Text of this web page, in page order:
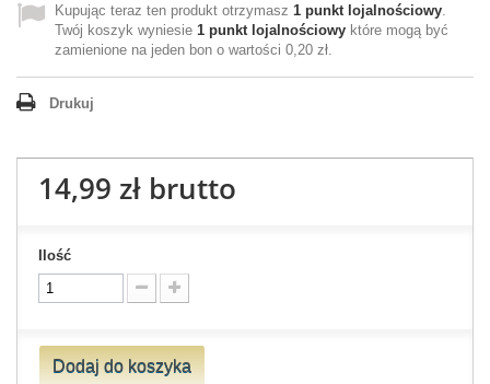
Kupując teraz ten produkt otrzymasz 1 punkt lojalnościowy.
Twój koszyk wyniesie 1 punkt lojalnościowy które mogą być
zamienione na jeden bon o wartości 0,20 zł.
Drukuj
14,99 zł brutto
Ilość
Dodaj do koszyka